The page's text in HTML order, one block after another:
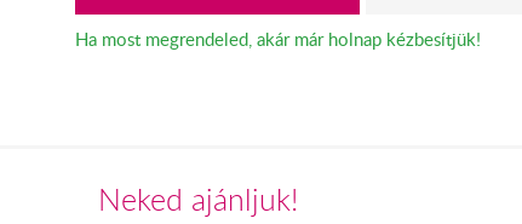
Ha most megrendeled, akár már holnap kézbesítjük!
Neked ajánljuk!